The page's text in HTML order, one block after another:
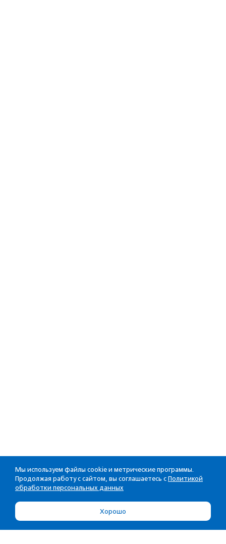
Мы используем файлы cookie и метрические программы.
Продолжая работу с сайтом, вы соглашаетесь с Политикой
обработки персональных данных
Хорошо